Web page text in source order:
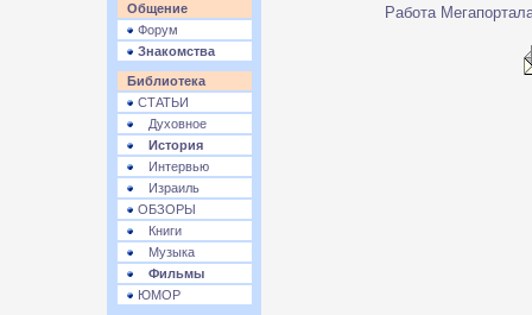
Общение
Форум
Знакомства
Библиотека
СТАТЬИ
Духовное
История
Интервью
Израиль
ОБЗОРЫ
Книги
Музыка
Фильмы
ЮМОР
Работа